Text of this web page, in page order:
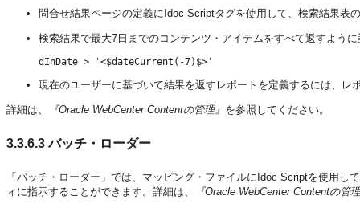
問合せ結果ページの定義にIdoc Scriptタグを使用して、検索結果表
検索結果で最大7日までのコンテンツ・アイテムをすべて返すよう
現在のユーザーに基づいて結果を返すレポートを定義するには、レ
詳細は、 『Oracle WebCenter Contentの管理』 を参照してください。
3.3.6.3 バッチ・ローダー
「バッチ・ローダー」では、マッピング・ファイルにIdoc Scriptを使用
ィに指示することができます。詳細は、
『Oracle WebCenter Contentの管